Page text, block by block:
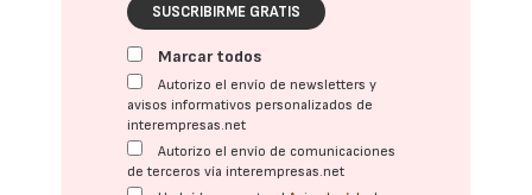
SUSCRIBIRME GRATIS
Marcar todos
Autorizo el envío de newsletters y
avisos informativos personalizados de
interempresas.net
Autorizo el envío de comunicaciones
de terceros vía interempresas.net